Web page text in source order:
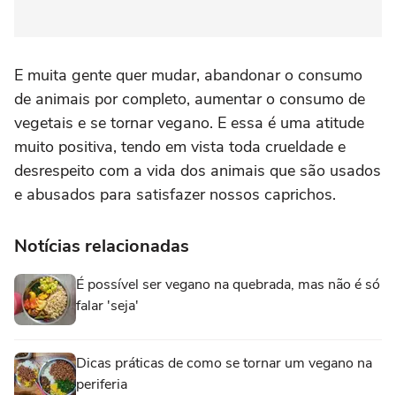
E muita gente quer mudar, abandonar o consumo
de animais por completo, aumentar o consumo de
vegetais e se tornar vegano. E essa é uma atitude
muito positiva, tendo em vista toda crueldade e
desrespeito com a vida dos animais que são usados
e abusados para satisfazer nossos caprichos.
Notícias relacionadas
É possível ser vegano na quebrada, mas não é só
falar 'seja'
Dicas práticas de como se tornar um vegano na
periferia